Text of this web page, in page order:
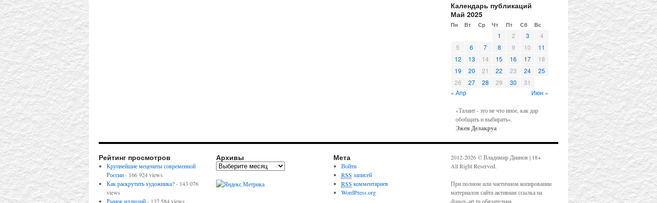
Календарь публикаций
Май 2025
Пн Вт Ср Чт Пт Сб Вс
« Апр Июн »
1 2 3
4
5
6 7 8 9 10
11
12
13 14 15 16 17
18
19
20 21 22 23 24
25
26
27 28 29 30 31
«Талант - это не что иное, как дар
обобщать и выбирать».
Эжен Делакруа
Рейтинг просмотров
Крупнейшие меценаты современной
России- 166 924 views
Как раскрутить художника?- 143 076
views
Рынок иллюзий- 137 584 views
Архивы Мета
Войти
RSS записей
RSS комментариев
WordPress.org
2012-2026 © Владимир Дианов | 18+
All Right Reserved.
При полном или частичном копировании
материалов сайта активная ссылка на
dianov-art.ru обязательна.